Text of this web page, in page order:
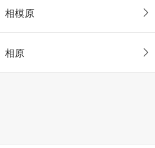
相模原
相原